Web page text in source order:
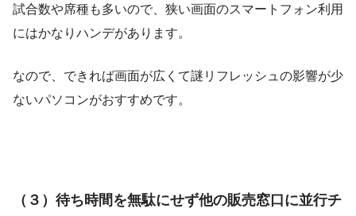
試合数や席種も多いので、狭い画面のスマートフォン利用
にはかなりハンデがあります。
なので、できれば画面が広くて謎リフレッシュの影響が少
ないパソコンがおすすめです。
（３）待ち時間を無駄にせず他の販売窓口に並行チ